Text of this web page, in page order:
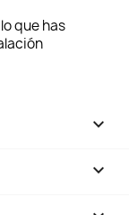
que has

